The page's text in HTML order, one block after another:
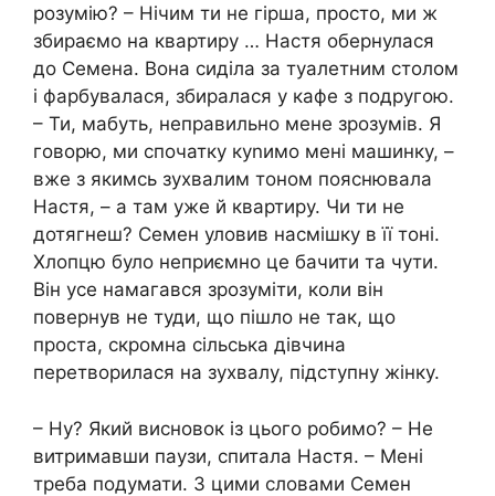
розумію? – Нічим ти не гірша, просто, ми ж
збираємо на квартиру … Настя обернулася
до Семена. Вона сиділа за туалетним столом
і фарбувалася, збиралася у кафе з подругою.
– Ти, мабуть, неправильно мене зрозумів. Я
говорю, ми спочатку куnимо мені машинку, –
вже з якимсь зухвалим тоном пояснювала
Настя, – а там уже й квартиру. Чи ти не
дотягнеш? Семен уловив насмішку в її тоні.
Хлопцю було неприємно це бачити та чути.
Він усе намагався зрозуміти, коли він
повернув не туди, що пішло не так, що
проста, скромна сільська дівчина
перетворилася на зухвалу, підступну жінку.
– Ну? Який висновок із цього робимо? – Не
витримавши паузи, спитала Настя. – Мені
треба подумати. З цими словами Семен